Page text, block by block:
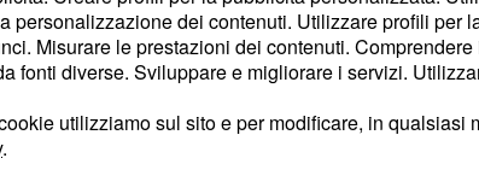
la gara di domenica
personalizzazione dei contenuti. Utilizzare profili per
Misurare le prestazioni dei contenuti.
fonti diverse. Sviluppare e migliorare i servizi.
utilizziamo sul sito e per modificare, in qualsiasi
.